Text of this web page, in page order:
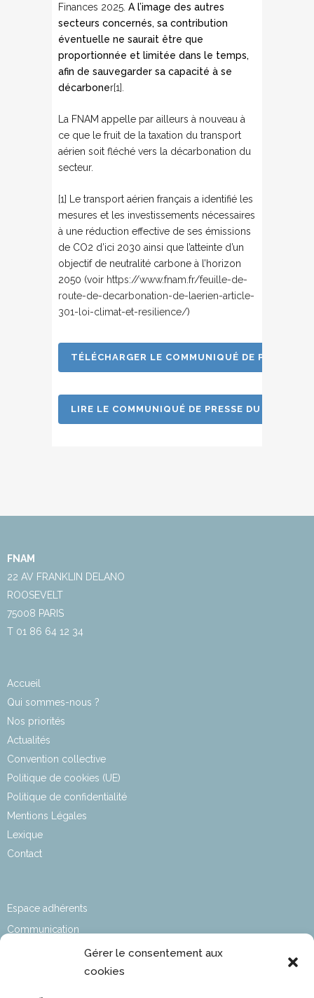
Gérer le consentement aux
cookies
Finances 2025. A l’image des autres
secteurs concernés, sa contribution
éventuelle ne saurait être que
proportionnée et limitée dans le temps,
afin de sauvegarder sa capacité à se
décarboner[1]
La FNAM appelle par ailleurs à nouveau à
ce que le fruit de la taxation du transport
aérien soit fléché vers la décarbonation du
secteur.
[1]
Le transport aérien français a identifié les
mesures et les investissements nécessaires
à une réduction effective de ses émissions
de CO2 d’ici 2030 ainsi que l’atteinte d’un
objectif de neutralité carbone à l’horizon
2050 (voir https://www.fnam.fr/feuille-de-
route-de-decarbonation-de-laerien-article-
301-loi-climat-et-resilience/)
TÉLÉCHARGER LE COMMUNIQUÉ DE PRESSE
LIRE LE COMMUNIQUÉ DE PRESSE DU GIFAS
FNAM
22 AV FRANKLIN DELANO
ROOSEVELT
75008 PARIS
T 01 86 64 12 34
Accueil
Qui sommes-nous ?
Nos priorités
Actualités
Convention collective
Politique de cookies (UE)
Politique de confidentialité
Mentions Légales
Lexique
Contact
Espace adhérents
Communication
Développement durable